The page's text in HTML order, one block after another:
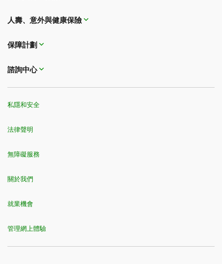
人壽、意外與健康保險
保障計劃
諮詢中心
私隱和安全
法律聲明
無障礙服務
關於我們
就業機會
管理網上體驗